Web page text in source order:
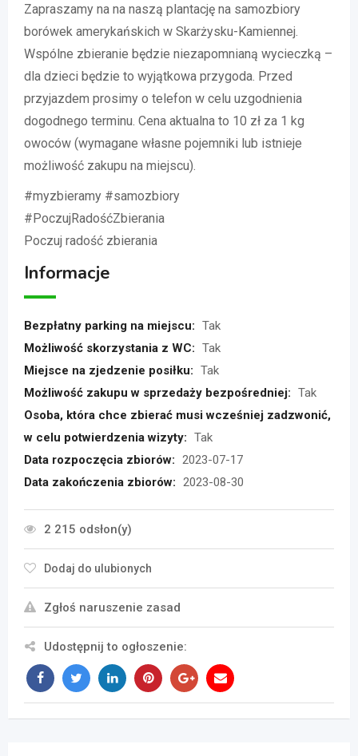
Zapraszamy na na naszą plantację na samozbiory
borówek amerykańskich w Skarżysku-Kamiennej.
Wspólne zbieranie będzie niezapomnianą wycieczką –
dla dzieci będzie to wyjątkowa przygoda. Przed
przyjazdem prosimy o telefon w celu uzgodnienia
dogodnego terminu. Cena aktualna to 10 zł za 1 kg
owoców (wymagane własne pojemniki lub istnieje
możliwość zakupu na miejscu).
#myzbieramy #samozbiory
#PoczujRadośćZbierania
Poczuj radość zbierania
Informacje
Bezpłatny parking na miejscu: Tak
Możliwość skorzystania z WC: Tak
Miejsce na zjedzenie posiłku: Tak
Możliwość zakupu w sprzedaży bezpośredniej: Tak
Osoba, która chce zbierać musi wcześniej zadzwonić,
w celu potwierdzenia wizyty: Tak
Data rozpoczęcia zbiorów: 2023-07-17
Data zakończenia zbiorów: 2023-08-30
2 215 odsłon(y)
Dodaj do ulubionych
Zgłoś naruszenie zasad
Udostępnij to ogłoszenie: